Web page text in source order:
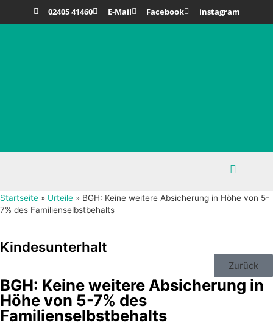
02405 41460 E-Mail Facebook instagram
Startseite » Urteile » BGH: Keine weitere Absicherung in Höhe von 5-
7% des Familienselbstbehalts
Kindesunterhalt
Zurück
BGH: Keine weitere Absicherung in
Höhe von 5-7% des
Familienselbstbehalts